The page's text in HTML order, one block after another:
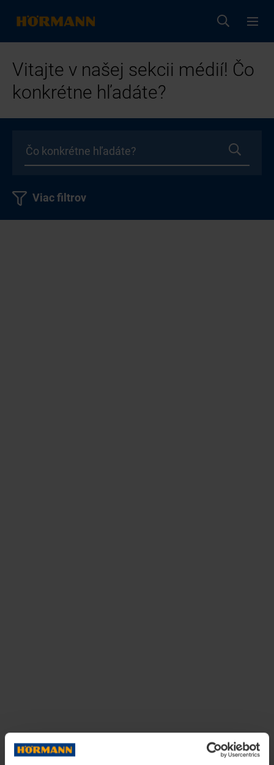
Vitajte v našej sekcii médií! Čo
konkrétne hľadáte?
Viac filtrov